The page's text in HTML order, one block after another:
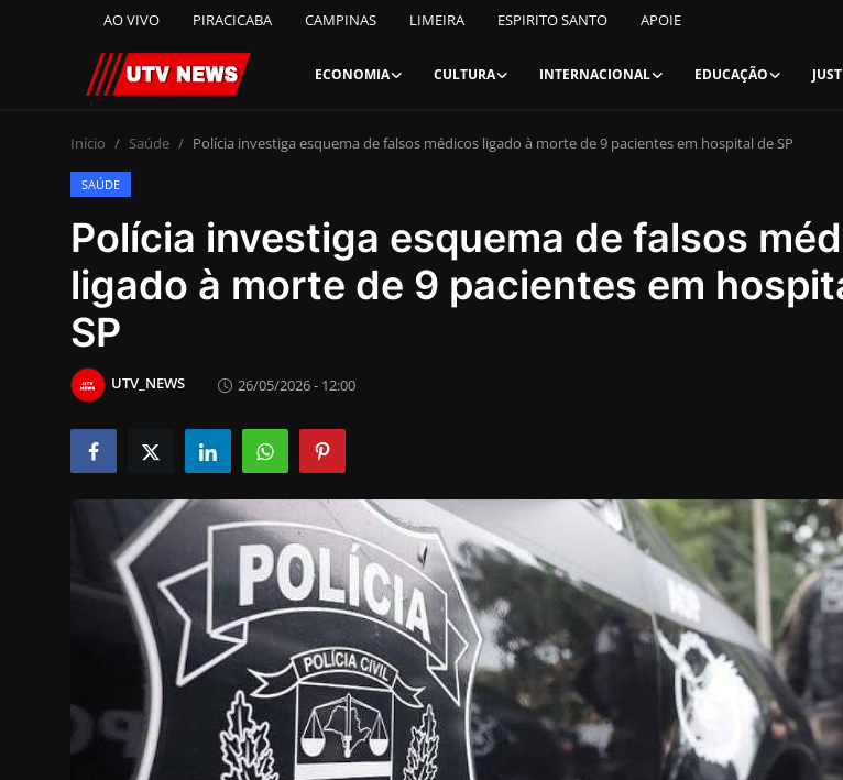
AO VIVO PIRACICABA CAMPINAS LIMEIRA ESPIRITO SANTO APOIE
ECONOMIA CULTURA INTERNACIONAL EDUCAÇÃO
AO VIVO
PIRACICABA
CAMPINAS
LIMEIRA
Início Saúde Polícia investiga esquema de falsos médicos ligado à morte de 9 pacientes em hospital de SP
SAÚDE
Polícia investiga esquema de falsos
ligado à morte de 9 pacientes em
SP
UTV_NEWS 26/05/2026 - 12:00